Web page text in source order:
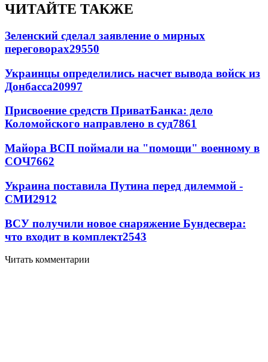
ЧИТАЙТЕ ТАКЖЕ
Зеленский сделал заявление о мирных
переговорах29550
Украинцы определились насчет вывода войск из
Донбасса20997
Присвоение средств ПриватБанка: дело
Коломойского направлено в суд7861
Майора ВСП поймали на "помощи" военному в
СОЧ7662
Украина поставила Путина перед дилеммой -
СМИ2912
ВСУ получили новое снаряжение Бундесвера:
что входит в комплект2543
Читать комментарии